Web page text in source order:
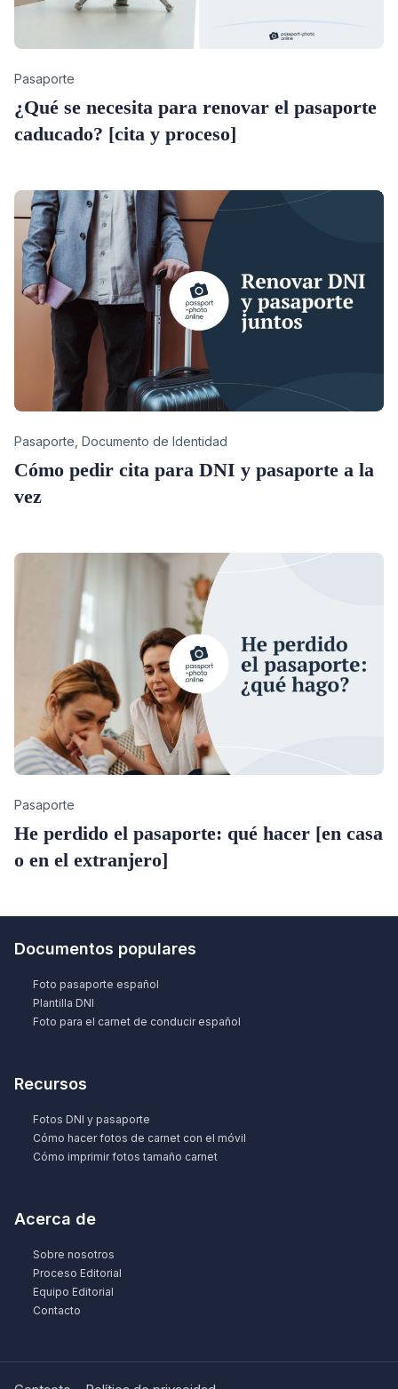
Category
Pasaporte
¿Qué se necesita para renovar el pasaporte
caducado? [cita y proceso]
Category
Pasaporte, Documento de Identidad
Cómo pedir cita para DNI y pasaporte a la
vez
Category
Pasaporte
He perdido el pasaporte: qué hacer [en casa
o en el extranjero]
Documentos populares
Foto pasaporte español
Plantilla DNI
Foto para el carnet de conducir español
Recursos
Fotos DNI y pasaporte
Cómo hacer fotos de carnet con el móvil
Cómo imprimir fotos tamaño carnet
Acerca de
Sobre nosotros
Proceso Editorial
Equipo Editorial
Contacto